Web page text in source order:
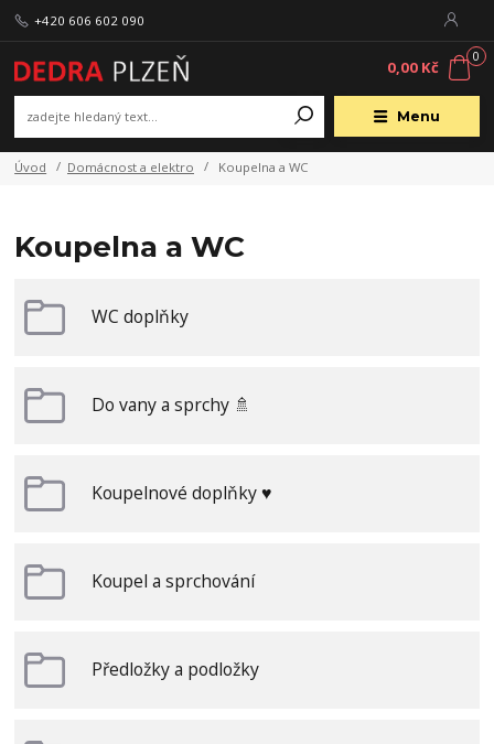
Menu
+420 606 602 090
0
0,00 Kč
Úvod Domácnost a elektro Koupelna a WC
Koupelna a WC
WC doplňky
Do vany a sprchy 🚿
Koupelnové doplňky ♥
Koupel a sprchování
Předložky a podložky